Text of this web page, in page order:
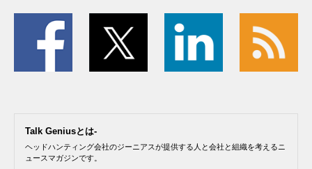
Talk Geniusとは-
ヘッドハンティング会社のジーニアスが提供する人と会社と組織を考えるニ
ュースマガジンです。